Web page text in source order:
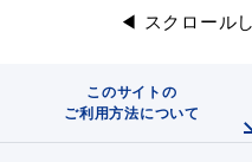
◀ スクロール
このサイトの
ご利用方法について